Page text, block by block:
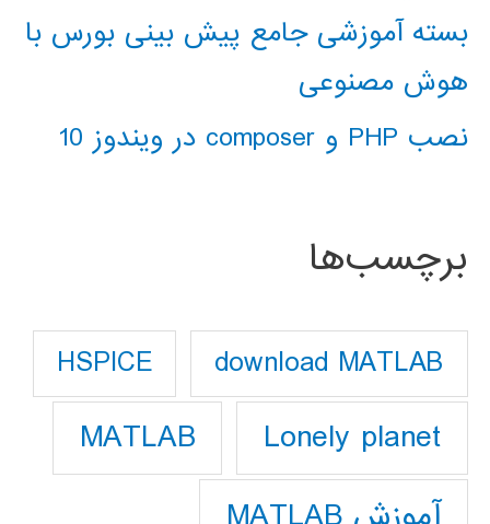
بسته آموزشی جامع پیش بینی بورس با
هوش مصنوعی
نصب PHP و composer در ویندوز 10
برچسب‌ها
download MATLAB
HSPICE
Lonely planet
MATLAB